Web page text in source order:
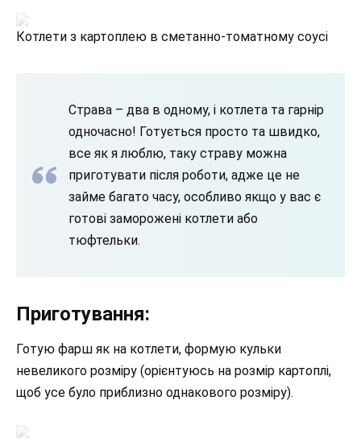
Котлети з картоплею в сметанно-томатному соусі
Страва – два в одному, і котлета та гарнір
одночасно! Готується просто та швидко,
все як я люблю, таку страву можна
приготувати після роботи, адже це не
займе багато часу, особливо якщо у вас є
готові заморожені котлети або
тюфтельки.
Приготування:
Готую фарш як на котлети, формую кульки
невеликого розміру (орієнтуюсь на розмір картоплі,
щоб усе було приблизно однакового розміру).